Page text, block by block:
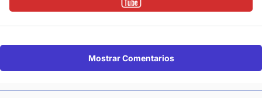
Mostrar Comentarios